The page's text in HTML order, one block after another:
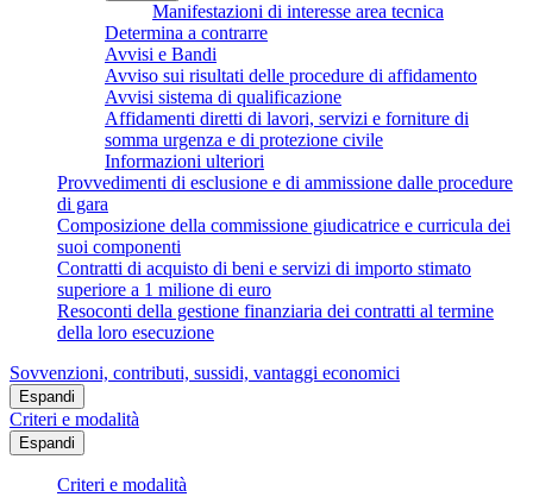
Manifestazioni di interesse area tecnica
Determina a contrarre
Avvisi e Bandi
Avviso sui risultati delle procedure di affidamento
Avvisi sistema di qualificazione
Affidamenti diretti di lavori, servizi e forniture di
somma urgenza e di protezione civile
Informazioni ulteriori
Provvedimenti di esclusione e di ammissione dalle procedure
di gara
Composizione della commissione giudicatrice e curricula dei
suoi componenti
Contratti di acquisto di beni e servizi di importo stimato
superiore a 1 milione di euro
Resoconti della gestione finanziaria dei contratti al termine
della loro esecuzione
Sovvenzioni, contributi, sussidi, vantaggi economici
Espandi
Criteri e modalità
Espandi
Criteri e modalità